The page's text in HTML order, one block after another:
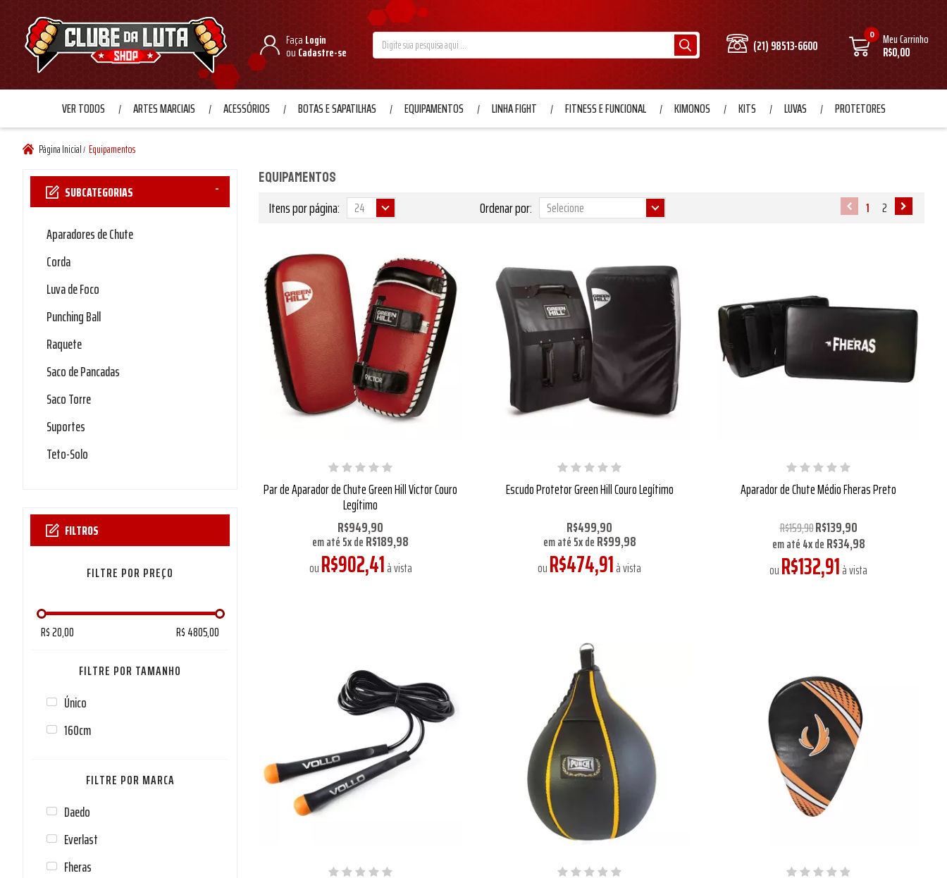
Faça Login
ou Cadastre-se (21) 98513-6600
0 Meu Carrinho
R$0,00
VER TODOS ARTES MARCIAIS ACESSÓRIOS BOTAS E SAPATILHAS EQUIPAMENTOS LINHA FIGHT FITNESS E FUNCIONAL KIMONOS KITS LUVAS PROTETORES
Página Inicial/ Equipamentos
SUBCATEGORIAS
Aparadores de Chute
Corda
Luva de Foco
Punching Ball
Raquete
Saco de Pancadas
Saco Torre
Suportes
Teto-Solo
FILTROS
PREÇO
R$ 20,00 R$ 4805,00
TAMANHO
Único
160cm
MARCA
Daedo
Everlast
Fheras
Equipamentos
Itens por página: Ordenar por: 1 2
Par de Aparador de Chute Green Hill Victor Couro
Legítimo
R$949,90
em até5xdeR$189,98
ouR$902,41à vista
Escudo Protetor Green Hill Couro Legítimo
R$499,90
em até5xdeR$99,98
ouR$474,91à vista
Aparador de Chute Médio Fheras Preto
R$159,90R$139,90
em até4xdeR$34,98
ouR$132,91à vista